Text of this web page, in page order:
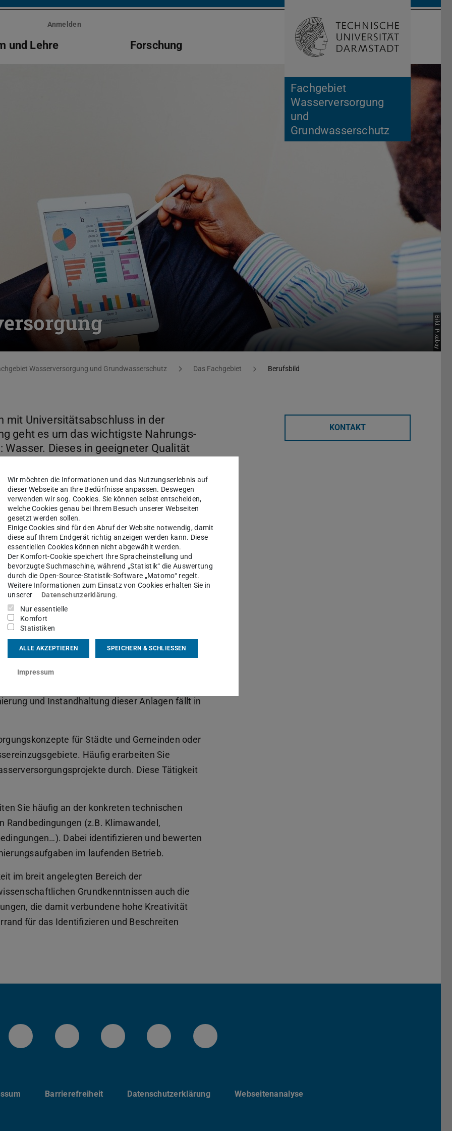
Fachgebiet
Wasserversorgung
und
Grundwasserschutz
Anmelden
und Lehre Forschung Suche öffnen
Bild: Pixabay
Wasserversorgung und Grundwasserschutz Das Fachgebiet Berufsbild
mit Universitätsabschluss in der
geht es um das wichtigste Nahrungs-
Dieses in geeigneter Qualität
zu stellen ist Ihre Aufgabe. Dabei ist
Wasser erforderlich, die den
Gewerbe-, Industrie- und
kommt.
in Wasserversorgungs- und
bei wissenschaftlichen Institutionen, bei
auf nationaler oder
konkrete Projekte und Anlagen zur
aus Flüssen), Wasserspeicherung (Hoch-,
von unerwünschten Wasserinhaltsstoffen)
unter ökonomisch und ökologisch
die Erstellung von Ausschreibungen,
und Instandhaltung dieser Anlagen fällt in
für Städte und Gemeinden oder
Häufig erarbeiten Sie
durch. Diese Tätigkeit
Sie häufig an der konkreten technischen
Randbedingungen (z.B. Klimawandel,
Dabei identifizieren und bewerten
im laufenden Betrieb.
im breit angelegten Bereich der
Grundkenntnissen auch die
die damit verbundene hohe Kreativität
für das Identifizieren und Beschreiten
KONTAKT
LinkedIn-Seite der TU Darmstadt
Instagram-Kanal der TU Darmstadt
Bluesky-Kanal der TU Darmstadt
Facebook-Seite der TU Darmstadt
YouTube-Kanal der TU Darmstadt
Barrierefreiheit Datenschutzerklärung Webseitenanalyse
Wir möchten die Informationen und das Nutzungserlebnis auf
dieser Webseite an Ihre Bedürfnisse anpassen. Deswegen
verwenden wir sog. Cookies. Sie können selbst entscheiden,
welche Cookies genau bei Ihrem Besuch unserer Webseiten
gesetzt werden sollen.
Einige Cookies sind für den Abruf der Website notwendig, damit
diese auf Ihrem Endgerät richtig anzeigen werden kann. Diese
essentiellen Cookies können nicht abgewählt werden.
Der Komfort-Cookie speichert Ihre Spracheinstellung und
bevorzugte Suchmaschine, während „Statistik“ die Auswertung
durch die Open-Source-Statistik-Software „Matomo“ regelt.
Weitere Informationen zum Einsatz von Cookies erhalten Sie in
unserer
Datenschutzerklärung.
Nur essentielle
Komfort
Statistiken
ALLE AKZEPTIEREN SPEICHERN & SCHLIESSEN
Impressum